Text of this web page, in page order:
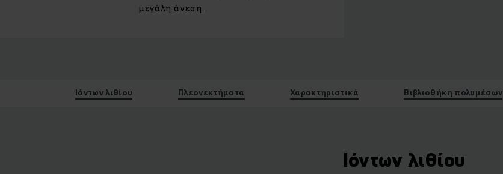
μεγάλη άνεση.
Ιόντων λιθίου Πλεονεκτήματα Χαρακτηριστικά Βιβλιοθήκη πολυμέσων
Ιόντων λιθίου